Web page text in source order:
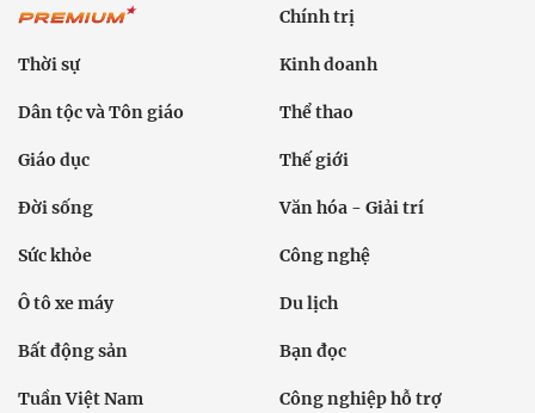
Chính trị
Thời sự Kinh doanh
Dân tộc và Tôn giáo Thể thao
Giáo dục Thế giới
Đời sống Văn hóa - Giải trí
Sức khỏe Công nghệ
Ô tô xe máy Du lịch
Bất động sản Bạn đọc
Tuần Việt Nam Công nghiệp hỗ trợ